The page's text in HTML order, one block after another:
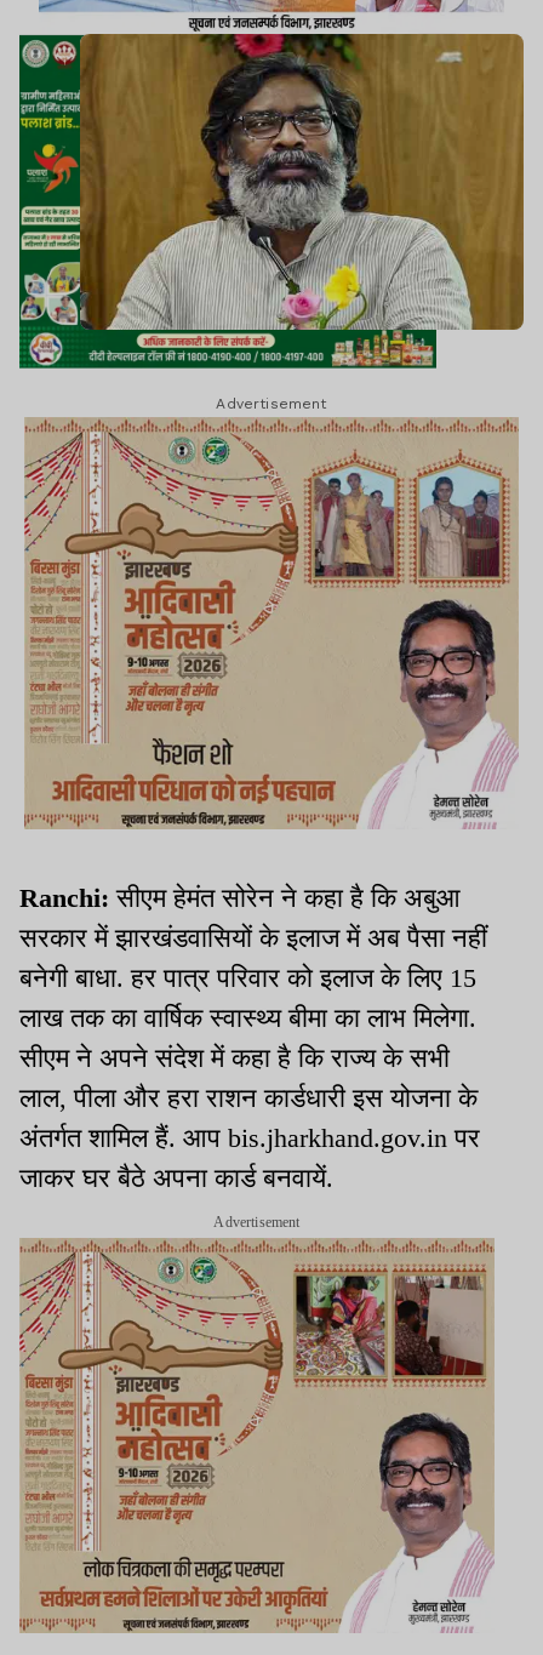
Advertisement
Ranchi:सीएम हेमंत सोरेन ने कहा है कि अबुआ
सरकार में झारखंडवासियों के इलाज में अब पैसा नहीं
बनेगी बाधा. हर पात्र परिवार को इलाज के लिए 15
लाख तक का वार्षिक स्वास्थ्य बीमा का लाभ मिलेगा.
सीएम ने अपने संदेश में कहा है कि राज्य के सभी
लाल, पीला और हरा राशन कार्डधारी इस योजना के
अंतर्गत शामिल हैं. आप bis.jharkhand.gov.in पर
जाकर घर बैठे अपना कार्ड बनवायें.
Advertisement